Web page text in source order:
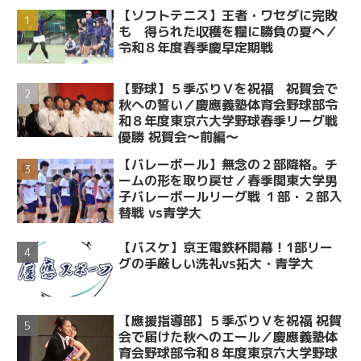
【ソフトテニス】王者・ワセダに完敗
も 得られた収穫を糧に勝負の夏へ／
令和８年度春季慶早定期戦
【野球】５季ぶりＶを祝福 祝賀会で
秋への誓い／慶應義塾体育会野球部令
和８年度東京六大学野球春季リーグ戦
優勝 祝賀会～前編～
【バレーボール】無念の２部降格。チ
ームの形を取り戻せ／春季関東大学男
子バレーボールリーグ戦 １部・２部入
替戦 vs青学大
【バスケ】京王電鉄杯開幕！1部リー
グの手厳しい洗礼vs拓大・青学大
【應援指導部】５季ぶりＶを祝福 祝賀
会で届けた秋へのエール／慶應義塾体
育会野球部令和８年度東京六大学野球